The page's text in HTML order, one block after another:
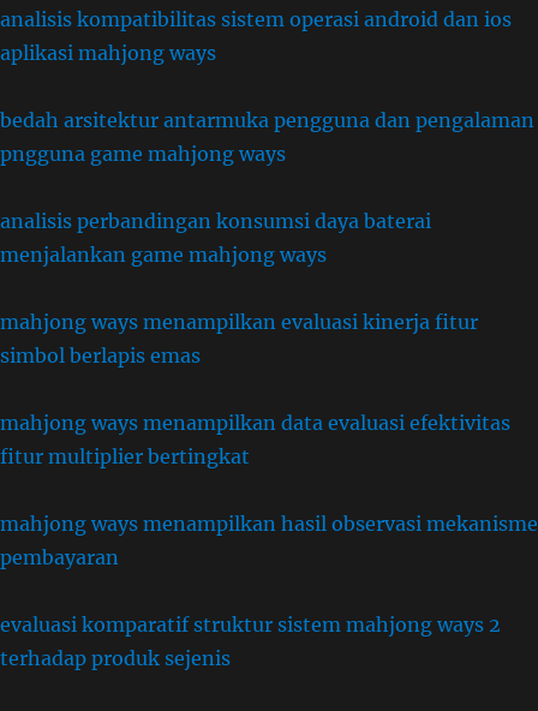
analisis kompatibilitas sistem operasi android dan ios
aplikasi mahjong ways
bedah arsitektur antarmuka pengguna dan pengalaman
pngguna game mahjong ways
analisis perbandingan konsumsi daya baterai
menjalankan game mahjong ways
mahjong ways menampilkan evaluasi kinerja fitur
simbol berlapis emas
mahjong ways menampilkan data evaluasi efektivitas
fitur multiplier bertingkat
mahjong ways menampilkan hasil observasi mekanisme
pembayaran
evaluasi komparatif struktur sistem mahjong ways 2
terhadap produk sejenis